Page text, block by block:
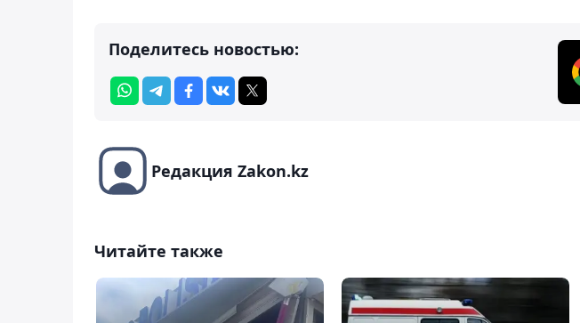
Поделитесь новостью:
Редакция Zakon.kz
Читайте также